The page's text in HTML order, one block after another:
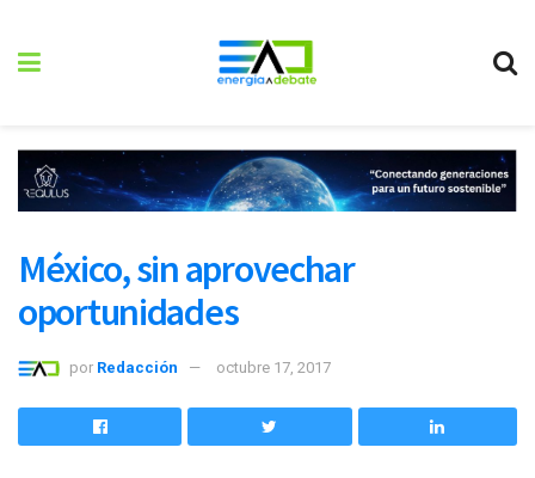
México, sin aprovechar
oportunidades
por Redacción octubre 17, 2017